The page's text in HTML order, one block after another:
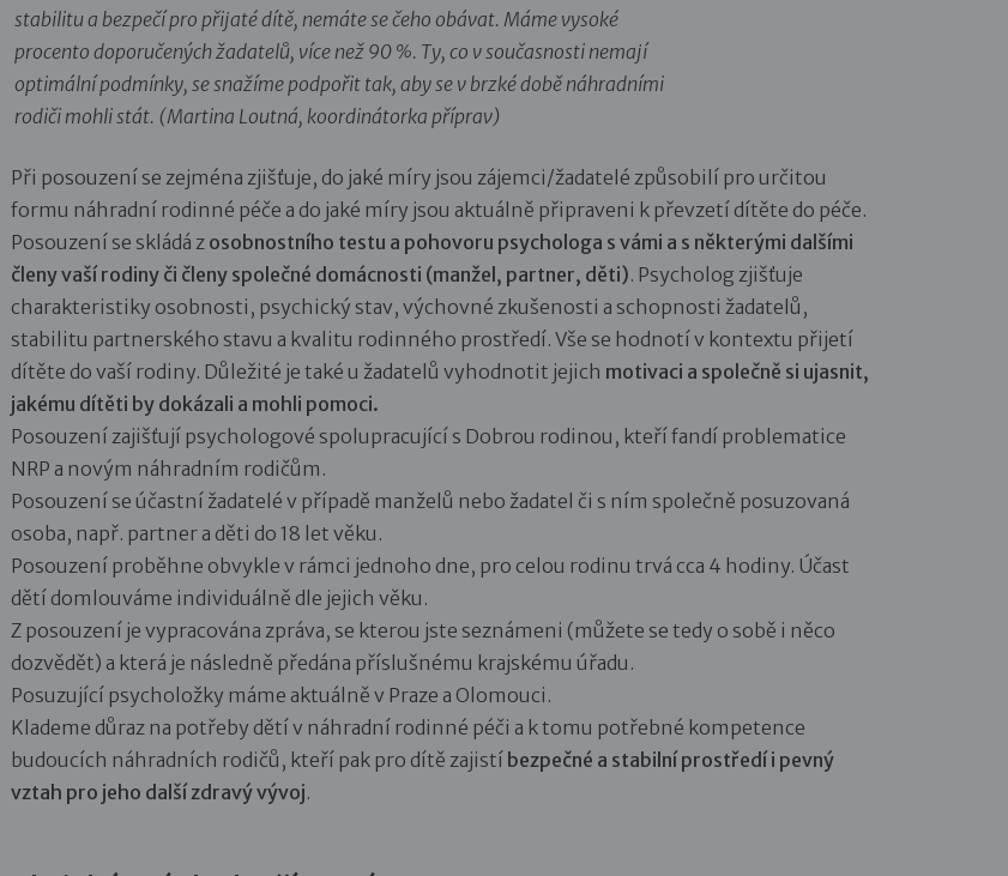
stabilitu a bezpečí pro přijaté dítě, nemáte se čeho obávat. Máme vysoké
procento doporučených žadatelů, více než 90 %. Ty, co v současnosti nemají
optimální podmínky, se snažíme podpořit tak, aby se v brzké době náhradními
rodiči mohli stát. (Martina Loutná, koordinátorka příprav)
Při posouzení se zejména zjišťuje, do jaké míry jsou zájemci/žadatelé způsobilí pro určitou
formu náhradní rodinné péče a do jaké míry jsou aktuálně připraveni k převzetí dítěte do péče.
Posouzení se skládá z osobnostního testu a pohovoru psychologa s vámi a s některými dalšími
členy vaší rodiny či členy společné domácnosti (manžel, partner, děti). Psycholog zjišťuje
charakteristiky osobnosti, psychický stav, výchovné zkušenosti a schopnosti žadatelů,
stabilitu partnerského stavu a kvalitu rodinného prostředí. Vše se hodnotí v kontextu přijetí
dítěte do vaší rodiny. Důležité je také u žadatelů vyhodnotit jejich motivaci a společně si ujasnit,
jakému dítěti by dokázali a mohli pomoci.
Posouzení zajišťují psychologové spolupracující s Dobrou rodinou, kteří fandí problematice
NRP a novým náhradním rodičům.
Posouzení se účastní žadatelé v případě manželů nebo žadatel či s ním společně posuzovaná
osoba, např. partner a děti do 18 let věku.
Posouzení proběhne obvykle v rámci jednoho dne, pro celou rodinu trvá cca 4 hodiny. Účast
dětí domlouváme individuálně dle jejich věku.
Z posouzení je vypracována zpráva, se kterou jste seznámeni (můžete se tedy o sobě i něco
dozvědět) a která je následně předána příslušnému krajskému úřadu.
Posuzující psycholožky máme aktuálně v Praze a Olomouci.
Klademe důraz na potřeby dětí v náhradní rodinné péči a k tomu potřebné kompetence
budoucích náhradních rodičů, kteří pak pro dítě zajistí bezpečné a stabilní prostředí i pevný
vztah pro jeho další zdravý vývoj.